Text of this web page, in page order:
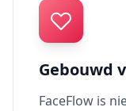
Gebouwd
FaceFlow is